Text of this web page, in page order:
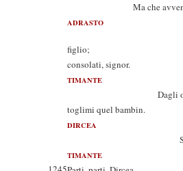
Ma che
ADRASTO
Ecco
figlio;
consolati, signor.
TIMANTE
Dagli occhi,
toglimi quel bambin.
DIRCEA
Sposo
TIMANTE